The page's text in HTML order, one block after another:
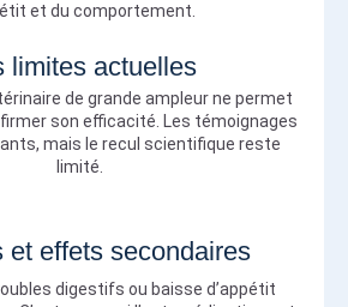
et du comportement.
limites actuelles
de grande ampleur ne permet
son efficacité. Les témoignages
mais le recul scientifique reste
limité.
et effets secondaires
digestifs ou baisse d’appétit